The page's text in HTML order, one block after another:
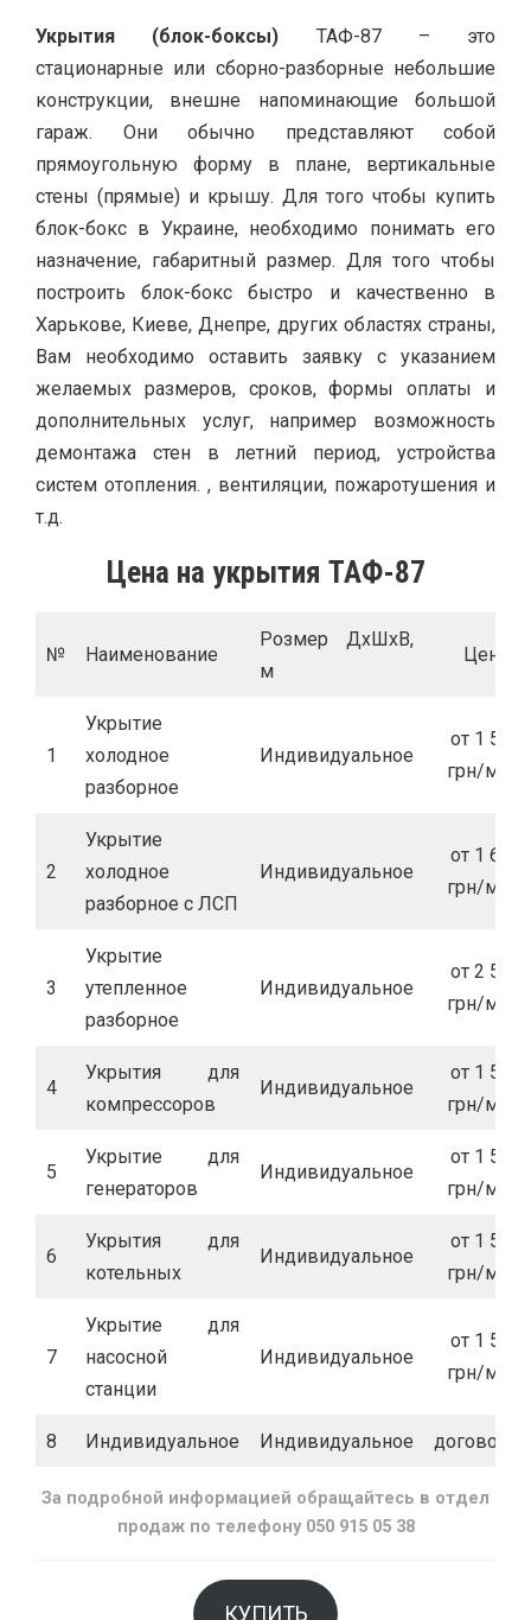
Укрытия (блок-боксы) ТАФ-87 – это
стационарные или сборно-разборные небольшие
конструкции, внешне напоминающие большой
гараж. Они обычно представляют собой
прямоугольную форму в плане, вертикальные
стены (прямые) и крышу. Для того чтобы купить
блок-бокс в Украине, необходимо понимать его
назначение, габаритный размер. Для того чтобы
построить блок-бокс быстро и качественно в
Харькове, Киеве, Днепре, других областях страны,
Вам необходимо оставить заявку с указанием
желаемых размеров, сроков, формы оплаты и
дополнительных услуг, например возможность
демонтажа стен в летний период, устройства
систем отопления. , вентиляции, пожаротушения и
т.д.
Цена на укрытия ТАФ-87
№ Наименование
Розмер ДхШхВ,
м
Цена
1
Укрытие
холодное
разборное
Индивидуальное
от 1 500
грн/м.кв
2
Укрытие
холодное
разборное с ЛСП
Индивидуальное
от 1 600
грн/м.кв
3
Укрытие
утепленное
разборное
Индивидуальное
от 2 500
грн/м.кв
4
Укрытия для
компрессоров
Индивидуальное
от 1 500
грн/м.кв
5
Укрытие для
генераторов
Индивидуальное
от 1 500
грн/м.кв
6
Укрытия для
котельных
Индивидуальное
от 1 500
грн/м.кв
7
Укрытие для
насосной
станции
Индивидуальное
от 1 500
грн/м.кв
8 Индивидуальное Индивидуальное
За подробной информацией обращайтесь в отдел
продаж по телефону 050 915 05 38
КУПИТЬ